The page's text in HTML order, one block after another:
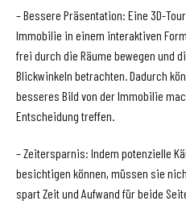
– Bessere Präsentation: Eine 3D-
Immobilie in einem interaktiven
frei durch die Räume bewegen und
Blickwinkeln betrachten. Dadurch
besseres Bild von der Immobilie
Entscheidung treffen.
– Zeitersparnis: Indem potenzielle
besichtigen können, müssen sie
spart Zeit und Aufwand für beide